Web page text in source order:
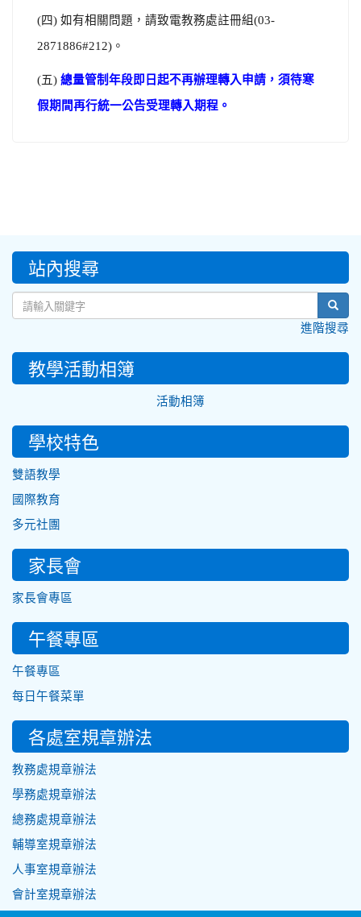
(四) 如有相關問題，請致電教務處註冊組(03-
2871886#212) 。
(五) 總量管制年段即日起不再辦理轉入申請，須待寒
假期間再行統一公告受理轉入期程。
::: 站內搜尋
進階搜尋
教學活動相簿
活動相簿
學校特色
雙語教學
國際教育
多元社團
家長會
家長會專區
午餐專區
午餐專區
每日午餐菜單
各處室規章辦法
教務處規章辦法
學務處規章辦法
總務處規章辦法
輔導室規章辦法
人事室規章辦法
會計室規章辦法